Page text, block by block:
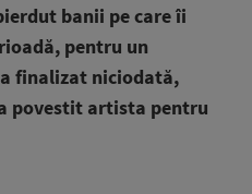
banii pe care îi
pentru un
finalizat niciodată,
povestit artista pentru